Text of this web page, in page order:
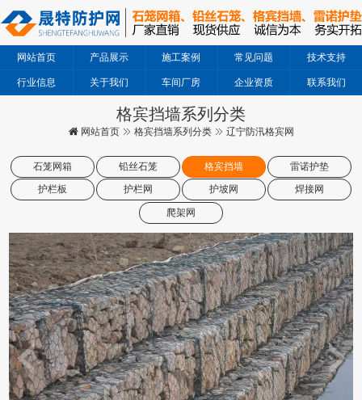
网站首页 产品展示 施工案例 常见问题 技术支持
行业信息 关于我们 车间厂房 企业资质 联系我们
格宾挡墙系列分类
网站首页 格宾挡墙系列分类 辽宁防汛格宾网
石笼网箱 铅丝石笼 格宾挡墙 雷诺护垫
护栏板 护栏网 护坡网 焊接网
爬架网